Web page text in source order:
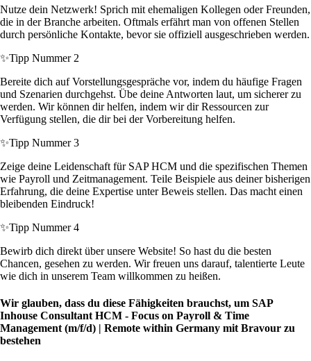
Nutze dein Netzwerk! Sprich mit ehemaligen Kollegen oder Freunden,
die in der Branche arbeiten. Oftmals erfährt man von offenen Stellen
durch persönliche Kontakte, bevor sie offiziell ausgeschrieben werden.
✨Tipp Nummer 2
Bereite dich auf Vorstellungsgespräche vor, indem du häufige Fragen
und Szenarien durchgehst. Übe deine Antworten laut, um sicherer zu
werden. Wir können dir helfen, indem wir dir Ressourcen zur
Verfügung stellen, die dir bei der Vorbereitung helfen.
✨Tipp Nummer 3
Zeige deine Leidenschaft für SAP HCM und die spezifischen Themen
wie Payroll und Zeitmanagement. Teile Beispiele aus deiner bisherigen
Erfahrung, die deine Expertise unter Beweis stellen. Das macht einen
bleibenden Eindruck!
✨Tipp Nummer 4
Bewirb dich direkt über unsere Website! So hast du die besten
Chancen, gesehen zu werden. Wir freuen uns darauf, talentierte Leute
wie dich in unserem Team willkommen zu heißen.
Wir glauben, dass du diese Fähigkeiten brauchst, um SAP
Inhouse Consultant HCM - Focus on Payroll & Time
Management (m/f/d) | Remote within Germany mit Bravour zu
bestehen